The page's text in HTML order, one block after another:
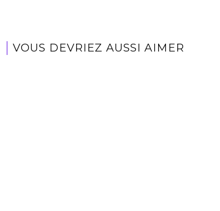
VOUS DEVRIEZ AUSSI AIMER